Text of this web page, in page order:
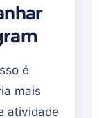
é
mais
atividade